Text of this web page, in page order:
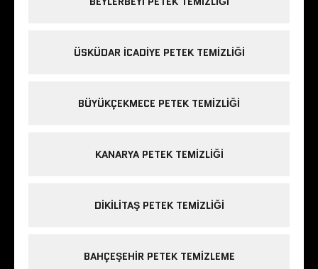
ÜSKÜDAR ICADIYE PETEK TEMIZLIĞI
BÜYÜKÇEKMECE PETEK TEMIZLIĞI
KANARYA PETEK TEMIZLIĞI
DIKILITAŞ PETEK TEMIZLIĞI
BAHÇEŞEHIR PETEK TEMIZLEME